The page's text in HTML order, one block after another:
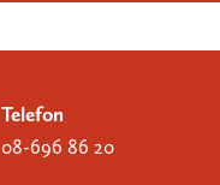
Telefon
08-696 86 20